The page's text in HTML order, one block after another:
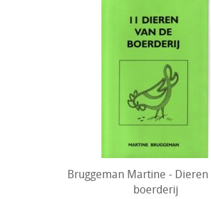
Bruggeman Martine - Dieren
boerderij